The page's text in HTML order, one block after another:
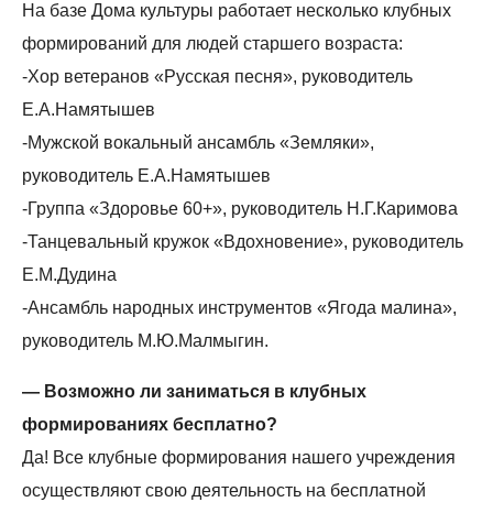
На базе Дома культуры работает несколько клубных
формирований для людей старшего возраста:
-Хор ветеранов «Русская песня», руководитель
Е.А.Намятышев
-Мужской вокальный ансамбль «Земляки»,
руководитель Е.А.Намятышев
-Группа «Здоровье 60+», руководитель Н.Г.Каримова
-Танцевальный кружок «Вдохновение», руководитель
Е.М.Дудина
-Ансамбль народных инструментов «Ягода малина»,
руководитель М.Ю.Малмыгин.
— Возможно ли заниматься в клубных
формированиях бесплатно?
Да! Все клубные формирования нашего учреждения
осуществляют свою деятельность на бесплатной